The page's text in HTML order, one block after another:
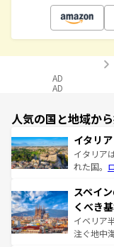
AD
AD
人気の国と地域か
イタリア
イタリア
れた国。
ろん、ト
景など、
ピザやパ
できる。
スペイ
くべき
イベリア
注ぐ地中